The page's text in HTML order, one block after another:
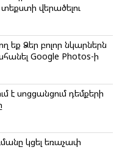
վերածելու
եք Ձեր բոլոր նկարներն
Google Photos-ի
է սոցցանցում դեմքերի
կցել եռաչափ